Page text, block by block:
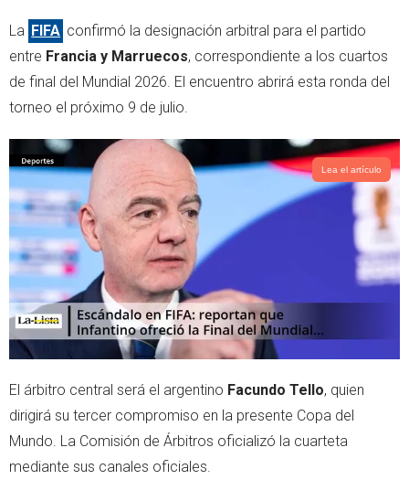
t
t
r
a
t
s
a
p
p
La FIFA confirmó la designación arbitral para el partido
entre Francia y Marruecos, correspondiente a los cuartos
de final del Mundial 2026. El encuentro abrirá esta ronda del
torneo el próximo 9 de julio.
Lea el artículo
El árbitro central será el argentino Facundo Tello, quien
dirigirá su tercer compromiso en la presente Copa del
Mundo. La Comisión de Árbitros oficializó la cuarteta
mediante sus canales oficiales.